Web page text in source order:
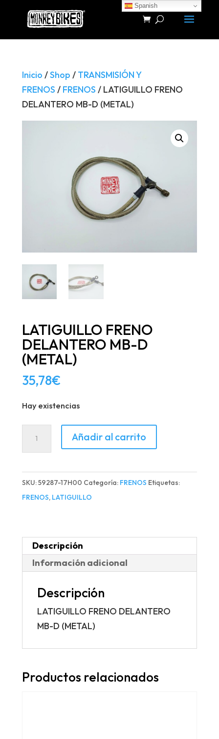
Búsqueda
productos
Inicio /Shop / TRANSMISIÓN Y
FRENOS / FRENOS / LATIGUILLO FRENO
DELANTERO MB-D (METAL)
LATIGUILLO FRENO
DELANTERO MB-D
(METAL)
35,78€
Hay existencias
MB-
Añadir al carrito
SKU:59287-17H00 Categoría: FRENOS Etiquetas:
FRENOS, LATIGUILLO
Descripción
Información adicional
Descripción
LATIGUILLO FRENO DELANTERO
MB-D (METAL)
Productos relacionados
Spanish